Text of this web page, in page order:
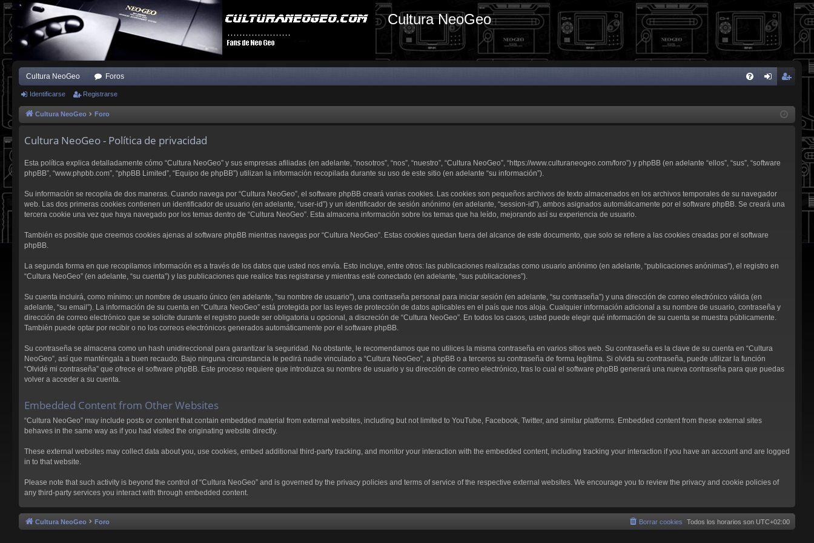
Cultura NeoGeo
Cultura NeoGeo Foros
se
ist
Identificarse Registrarse
Cultura NeoGeo Foro
Cultura NeoGeo - Política de privacidad
Esta política explica detalladamente cómo “Cultura NeoGeo” y sus empresas afiliadas (en adelante, “nosotros”, “nos”, “nuestro”, “Cultura NeoGeo”, “https://www.culturaneogeo.com/foro”) y phpBB (en adelante “ellos”, “sus”, “software
phpBB”, “www.phpbb.com”, “phpBB Limited”, “Equipo de phpBB”) utilizan la información recopilada durante su uso de este sitio (en adelante “su información”).
Su información se recopila de dos maneras. Cuando navega por “Cultura NeoGeo”, el software phpBB creará varias cookies. Las cookies son pequeños archivos de texto almacenados en los archivos temporales de su navegador
web. Las dos primeras cookies contienen un identificador de usuario (en adelante, “user-id”) y un identificador de sesión anónimo (en adelante, “session-id”), ambos asignados automáticamente por el software phpBB. Se creará una
tercera cookie una vez que haya navegado por los temas dentro de “Cultura NeoGeo”. Esta almacena información sobre los temas que ha leído, mejorando así su experiencia de usuario.
También es posible que creemos cookies ajenas al software phpBB mientras navegas por “Cultura NeoGeo”. Estas cookies quedan fuera del alcance de este documento, que solo se refiere a las cookies creadas por el software
phpBB.
La segunda forma en que recopilamos información es a través de los datos que usted nos envía. Esto incluye, entre otros: las publicaciones realizadas como usuario anónimo (en adelante, “publicaciones anónimas”), el registro en
“Cultura NeoGeo” (en adelante, “su cuenta”) y las publicaciones que realice tras registrarse y mientras esté conectado (en adelante, “sus publicaciones”).
Su cuenta incluirá, como mínimo: un nombre de usuario único (en adelante, “su nombre de usuario”), una contraseña personal para iniciar sesión (en adelante, “su contraseña”) y una dirección de correo electrónico válida (en
adelante, “su email”). La información de su cuenta en “Cultura NeoGeo” está protegida por las leyes de protección de datos aplicables en el país que nos aloja. Cualquier información adicional a su nombre de usuario, contraseña y
dirección de correo electrónico que se solicite durante el registro puede ser obligatoria u opcional, a discreción de “Cultura NeoGeo”. En todos los casos, usted puede elegir qué información de su cuenta se muestra públicamente.
También puede optar por recibir o no los correos electrónicos generados automáticamente por el software phpBB.
Su contraseña se almacena como un hash unidireccional para garantizar la seguridad. No obstante, le recomendamos que no utilices la misma contraseña en varios sitios web. Su contraseña es la clave de su cuenta en “Cultura
NeoGeo”, así que manténgala a buen recaudo. Bajo ninguna circunstancia le pedirá nadie vinculado a “Cultura NeoGeo”, a phpBB o a terceros su contraseña de forma legítima. Si olvida su contraseña, puede utilizar la función
“Olvidé mi contraseña” que ofrece el software phpBB. Este proceso requiere que introduzca su nombre de usuario y su dirección de correo electrónico, tras lo cual el software phpBB generará una nueva contraseña para que puedas
volver a acceder a su cuenta.
Embedded Content from Other Websites
“Cultura NeoGeo” may include posts or content that contain embedded material from external websites, including but not limited to YouTube, Facebook, Twitter, and similar platforms. Embedded content from these external sites
behaves in the same way as if you had visited the originating website directly.
These external websites may collect data about you, use cookies, embed additional third-party tracking, and monitor your interaction with the embedded content, including tracking your interaction if you have an account and are logged
in to that website.
Please note that such activity is beyond the control of “Cultura NeoGeo” and is governed by the privacy policies and terms of service of the respective external websites. We encourage you to review the privacy and cookie policies of
any third-party services you interact with through embedded content.
Cultura NeoGeo Foro Todos los horarios son UTC+02:00
Borrar cookies